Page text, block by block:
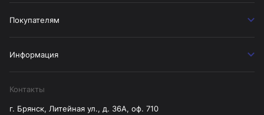
Покупателям
Информация
Контакты
г. Брянск, Литейная ул., д. 36А, оф. 710